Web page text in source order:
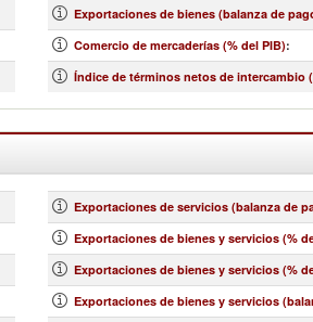
Exportaciones de bienes (balanza de
Comercio de mercaderías (% del PIB):
Índice de términos netos de intercambio
Exportaciones de servicios (balanza de
Exportaciones de bienes y servicios (%
Exportaciones de bienes y servicios (%
Exportaciones de bienes y servicios